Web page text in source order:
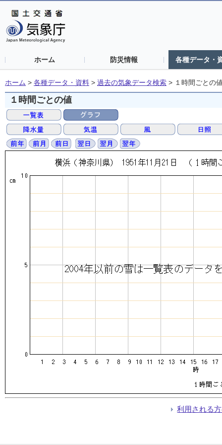
ホーム 防災情報 各種データ・
ホーム > 各種データ・資料 > 過去の気象データ検索 > １時間ごとの
１時間ごとの値
利用される